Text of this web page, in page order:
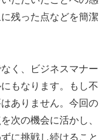
残った点などを簡潔
く、ビジネスマナー
もなります。もし不
ありません。今回の
次の機会に活かし、
に挑戦し続けること